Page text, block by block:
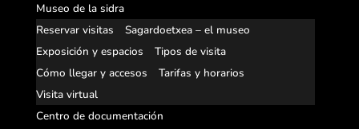
Museo de la sidra
Reservar visitas
Sagardoetxea – el museo
Exposición y espacios
Tipos de visita
Cómo llegar y accesos
Tarifas y horarios
Visita virtual
Centro de documentación